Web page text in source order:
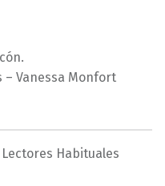
– Vanessa Monfort
Lectores Habituales